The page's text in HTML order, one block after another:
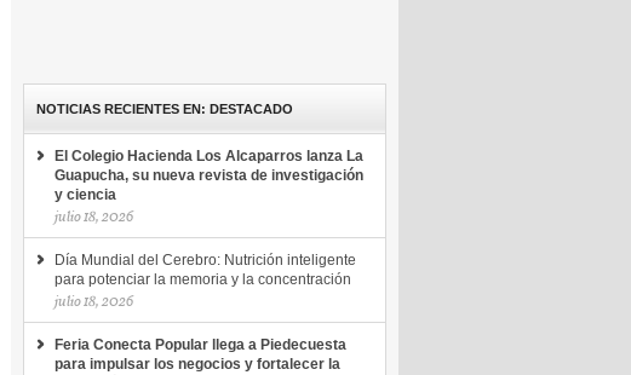
NOTICIAS RECIENTES EN: DESTACADO
El Colegio Hacienda Los Alcaparros lanza La
Guapucha, su nueva revista de investigación
y ciencia
julio 18, 2026
Día Mundial del Cerebro: Nutrición inteligente
para potenciar la memoria y la concentración
julio 18, 2026
Feria Conecta Popular llega a Piedecuesta
para impulsar los negocios y fortalecer la